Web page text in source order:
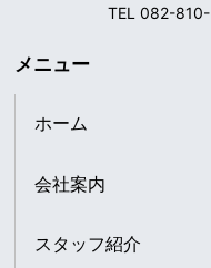
TEL 082-
メニュー
ホーム
会社案内
スタッフ紹介